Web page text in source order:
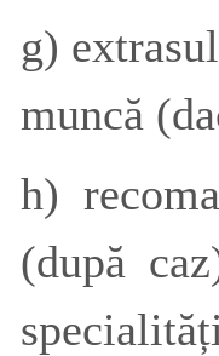
g)
muncă
h)
(după